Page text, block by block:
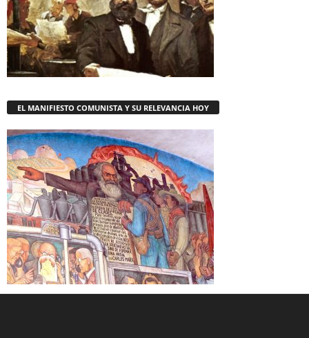
EL MANIFIESTO COMUNISTA Y SU RELEVANCIA HOY